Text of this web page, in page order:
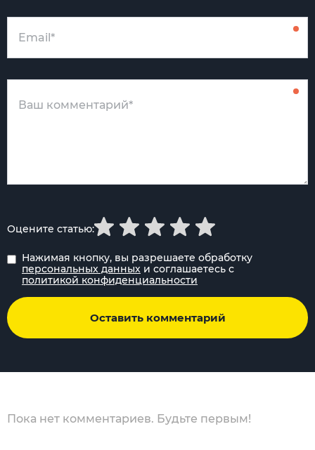
Нажимая кнопку, вы разрешаете обработку
персональных данных и соглашаетесь с
политикой конфиденциальности
Оставить комментарий
Оцените статью:
Пока нет комментариев. Будьте первым!